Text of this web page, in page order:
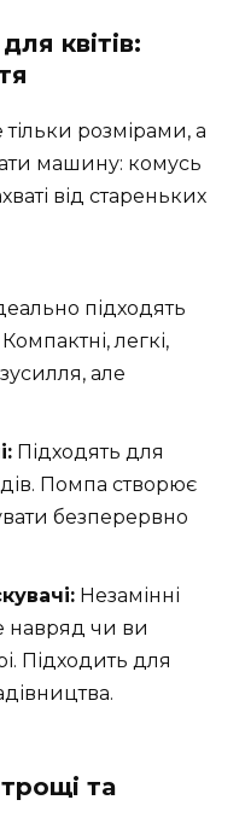
квітів:
розмірами, а
машину: комусь
від стареньких
підходять
легкі,
але
Підходять для
Помпа створює
безперервно
Незамінні
навряд чи ви
Підходить для
та